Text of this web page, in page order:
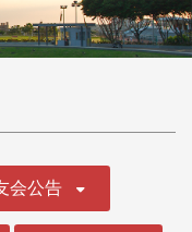
会公告